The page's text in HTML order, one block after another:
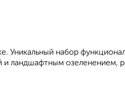
Уникальный набор
ландшафтным озеленением,